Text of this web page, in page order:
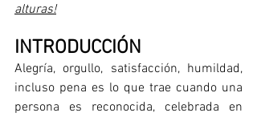
alturas!
INTRODUCCIÓN
Alegría, orgullo, satisfacción, humildad,
incluso pena es lo que trae cuando una
persona es reconocida, celebrada en